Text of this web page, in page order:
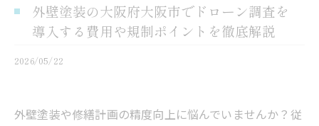
外壁塗装の大阪府大阪市でドローン調査を
導入する費用や規制ポイントを徹底解説
2026/05/22
外壁塗装や修繕計画の精度向上に悩んでいませんか？従